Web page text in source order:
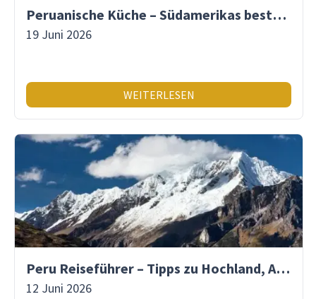
Peruanische Küche – Südamerikas beste Gastronomie
19 Juni 2026
WEITERLESEN
Peru Reiseführer – Tipps zu Hochland, Amazonas & Inka-Erbe
12 Juni 2026